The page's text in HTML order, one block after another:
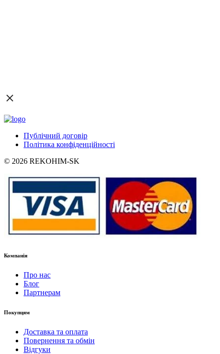
Публічний договір
Політика конфіденційності
© 2026 REKOHIM-SK
Компанія
Про нас
Блог
Партнерам
Покупцям
Доставка та оплата
Повернення та обмін
Відгуки